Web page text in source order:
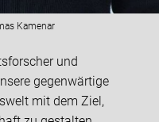
Kamenar
und
gegenwärtige
mit dem Ziel,